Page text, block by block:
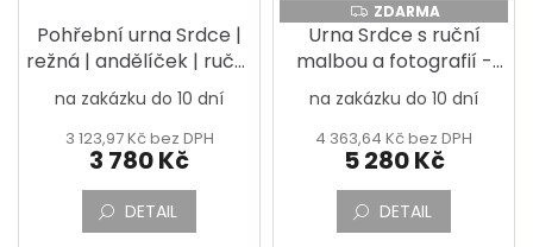
Pohřební urna Srdce |
režná | andělíček | ruční
malba
na zakázku do 10 dní
3 123,97 Kč bez DPH
3 780 Kč
DETAIL
ZDARMA
ZDARMA
Urna Srdce s ruční
malbou a fotografií -
srdce v dlaních
na zakázku do 10 dní
4 363,64 Kč bez DPH
5 280 Kč
DETAIL